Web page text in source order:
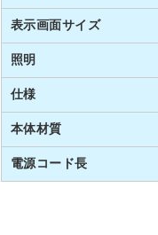
表示画面サイズ
照明
仕様
本体材質
電源コード長